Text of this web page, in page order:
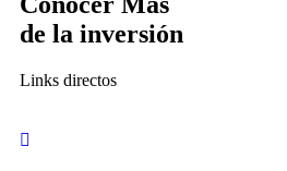
de la inversión
Links directos